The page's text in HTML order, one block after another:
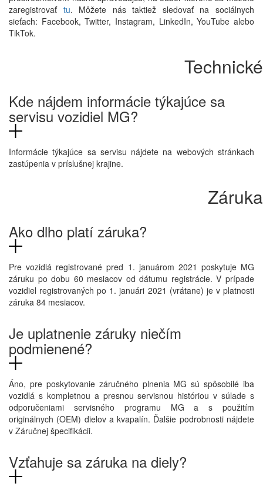
zaregistrovať tu. Môžete nás taktiež sledovať na sociálnych
sieťach: Facebook, Twitter, Instagram, LinkedIn, YouTube alebo
TikTok.
Technické
Kde nájdem informácie týkajúce sa
servisu vozidiel MG?
Informácie týkajúce sa servisu nájdete na webových stránkach
zastúpenia v príslušnej krajine.
Záruka
Ako dlho platí záruka?
Pre vozidlá registrované pred 1. januárom 2021 poskytuje MG
záruku po dobu 60 mesiacov od dátumu registrácie. V prípade
vozidiel registrovaných po 1. januári 2021 (vrátane) je v platnosti
záruka 84 mesiacov.
Je uplatnenie záruky niečím
podmienené?
Áno, pre poskytovanie záručného plnenia MG sú spôsobilé iba
vozidlá s kompletnou a presnou servisnou históriou v súlade s
odporučeniami servisného programu MG a s použitím
originálnych (OEM) dielov a kvapalín. Ďalšie podrobnosti nájdete
v Záručnej špecifikácii.
Vzťahuje sa záruka na diely?